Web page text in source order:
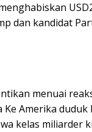
dan kandidat
menuai
Amerika duduk
kelas miliarder